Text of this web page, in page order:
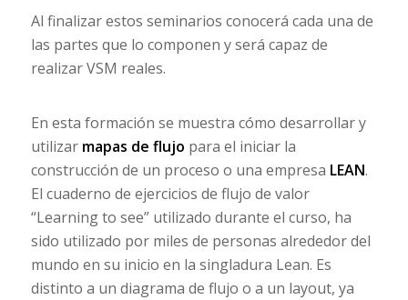
Al finalizar estos seminarios conocerá cada una de
las partes que lo componen y será capaz de
realizar VSM reales.
En esta formación se muestra cómo desarrollar y
utilizar mapas de flujo para el iniciar la
construcción de un proceso o una empresa LEAN.
El cuaderno de ejercicios de flujo de valor
“Learning to see” utilizado durante el curso, ha
sido utilizado por miles de personas alrededor del
mundo en su inicio en la singladura Lean. Es
distinto a un diagrama de flujo o a un layout, ya